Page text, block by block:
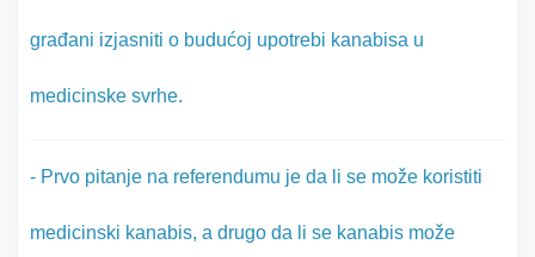
građani izjasniti o budućoj upotrebi kanabisa u
medicinske svrhe.
- Prvo pitanje na referendumu je da li se može koristiti
medicinski kanabis, a drugo da li se kanabis može